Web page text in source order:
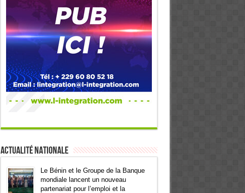
Actualité Nationale
Le Bénin et le Groupe de la Banque
mondiale lancent un nouveau
partenariat pour l’emploi et la